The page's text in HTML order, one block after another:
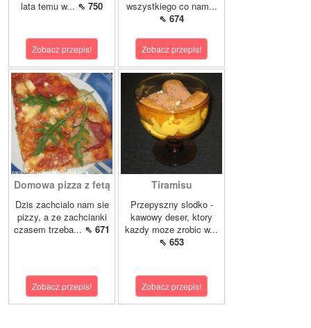
lata temu w... ⇖ 750
Zobacz przepis!
wszystkiego co nam...
⇖ 674
Zobacz przepis!
Domowa pizza z fetą
Dzis zachcialo nam sie
pizzy, a ze zachcianki
czasem trzeba... ⇖ 671
Zobacz przepis!
Tiramisu
Przepyszny slodko -
kawowy deser, ktory
kazdy moze zrobic w...
⇖ 653
Zobacz przepis!